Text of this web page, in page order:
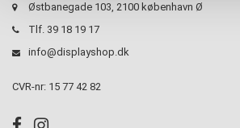
Østbanegade 103, 2100 københavn Ø
Tlf. 39 18 19 17
info@displayshop.dk
CVR-nr: 15 77 42 82